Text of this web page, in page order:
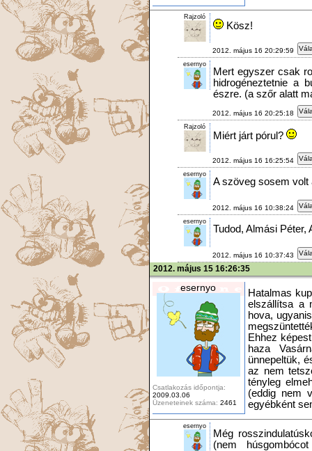
Rajzoló
Kösz!
2012. május 16 20:29:59
esernyo
Mert egyszer csak
hidrogéneztetnie a
észre. (a szőr alatt
2012. május 16 20:25:18
Rajzoló
Miért járt pórul?
2012. május 16 16:25:54
esernyo
A szöveg sosem volt
2012. május 16 10:38:24
esernyo
Tudod, Almási Péter,
2012. május 16 10:37:43
2012. május 15 16:26:35
esernyo
Csatlakozás időpontja:
2009.03.06
Üzeneteinek száma: 2461
Hatalmas
elszállítsa a
hova,
Ehhez
haza
ünnepeltük,
az nem
tényleg
(eddig nem
egyébként
esernyo
Még
(nem